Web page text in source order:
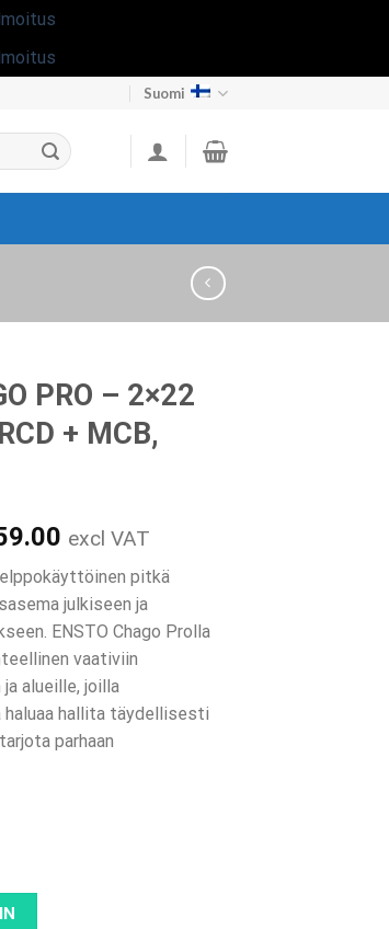
Suomi
PRO – 2×22
+ MCB,
Nykyinen
hinta
on:
€4,359.00.
excl VAT
pitkä
julkiseen ja
ENSTO Chago Prolla
vaativiin
alueille, joilla
hallita täydellisesti
parhaan
kW 4G, LAN, RCD + MCB, Type2 määrä